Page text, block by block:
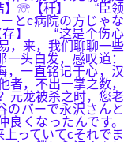
秸】☏【秆】 “臣领
とc病院の方じゃな
存】 “这是个伤心
，来，我们聊聊一些
头白发，感叹道：
，一直铭记于心，汉
者，不出一掌之数，
元龙被杀之时，您老
のバーで永沢さんと
くなったんです。
っていてcそれでま